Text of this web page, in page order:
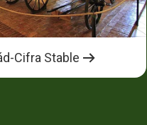
Cifra Stable